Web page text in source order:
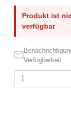
Produkt ist
verfügbar
Verfügbarkeit